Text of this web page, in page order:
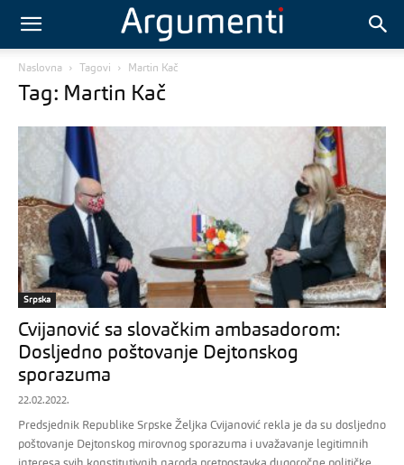
Naslovna Tagovi Martin Kač
Tag: Martin Kač
Srpska
Cvijanović sa slovačkim ambasadorom:
Dosljedno poštovanje Dejtonskog
sporazuma
22.02.2022.
Predsjednik Republike Srpske Željka Cvijanović rekla je da su dosljedno
poštovanje Dejtonskog mirovnog sporazuma i uvažavanje legitimnih